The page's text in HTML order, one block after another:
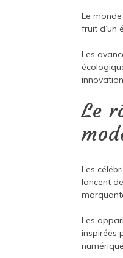
Le
fruit d’un
Les
Le
Les
lancent
Les
inspirées